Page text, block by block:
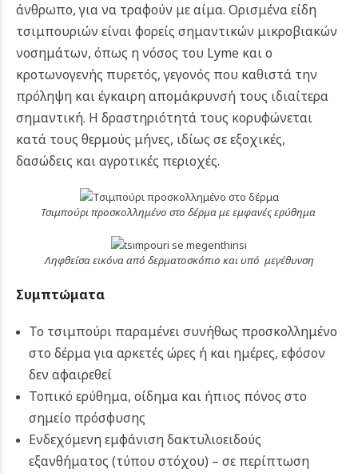
άνθρωπο, για να τραφούν με αίμα. Ορισμένα είδη
τσιμπουριών είναι φορείς σημαντικών μικροβιακών
νοσημάτων, όπως η νόσος του Lyme και ο
κροτωνογενής πυρετός, γεγονός που καθιστά την
πρόληψη και έγκαιρη απομάκρυνσή τους ιδιαίτερα
σημαντική. Η δραστηριότητά τους κορυφώνεται
κατά τους θερμούς μήνες, ιδίως σε εξοχικές,
δασώδεις και αγροτικές περιοχές.
Τσιμπούρι προσκολλημένο στο δέρμα με εμφανές ερύθημα
Ληφθείσα εικόνα από δερματοσκόπιο και υπό μεγέθυνση
Συμπτώματα
Το τσιμπούρι παραμένει συνήθως προσκολλημένο
στο δέρμα για αρκετές ώρες ή και ημέρες, εφόσον
δεν αφαιρεθεί
Τοπικό ερύθημα, οίδημα και ήπιος πόνος στο
σημείο πρόσφυσης
Ενδεχόμενη εμφάνιση δακτυλιοειδούς
εξανθήματος (τύπου στόχου) – σε περίπτωση